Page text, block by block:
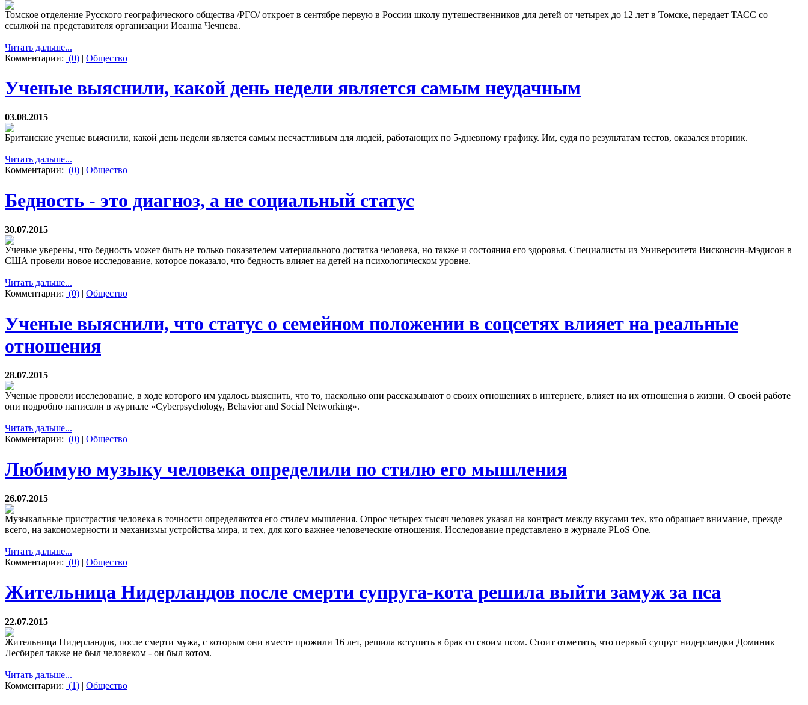
Томское отделение Русского географического общества /РГО/ откроет в сентябре первую в России школу путешественников для детей от четырех до 12 лет в Томске, передает ТАСС со
ссылкой на представителя организации Иоанна Чечнева.
Читать дальше...
Комментарии: (0) | Общество
Ученые выяснили, какой день недели является самым неудачным
03.08.2015
Британские ученые выяснили, какой день недели является самым несчастливым для людей, работающих по 5-дневному графику. Им, судя по результатам тестов, оказался вторник.
Читать дальше...
Комментарии: (0) | Общество
Бедность - это диагноз, а не социальный статус
30.07.2015
Ученые уверены, что бедность может быть не только показателем материального достатка человека, но также и состояния его здоровья. Специалисты из Университета Висконсин-Мэдисон в
США провели новое исследование, которое показало, что бедность влияет на детей на психологическом уровне.
Читать дальше...
Комментарии: (0) | Общество
Ученые выяснили, что статус о семейном положении в соцсетях влияет на реальные
отношения
28.07.2015
Ученые провели исследование, в ходе которого им удалось выяснить, что то, насколько они рассказывают о своих отношениях в интернете, влияет на их отношения в жизни. О своей работе
они подробно написали в журнале «Cyberpsychology, Behavior and Social Networking».
Читать дальше...
Комментарии: (0) | Общество
Любимую музыку человека определили по стилю его мышления
26.07.2015
Музыкальные пристрастия человека в точности определяются его стилем мышления. Опрос четырех тысяч человек указал на контраст между вкусами тех, кто обращает внимание, прежде
всего, на закономерности и механизмы устройства мира, и тех, для кого важнее человеческие отношения. Исследование представлено в журнале PLoS One.
Читать дальше...
Комментарии: (0) | Общество
Жительница Нидерландов после смерти супруга-кота решила выйти замуж за пса
22.07.2015
Жительница Нидерландов, после смерти мужа, с которым они вместе прожили 16 лет, решила вступить в брак со своим псом. Стоит отметить, что первый супруг нидерландки Доминик
Лесбирел также не был человеком - он был котом.
Читать дальше...
Комментарии: (1) | Общество